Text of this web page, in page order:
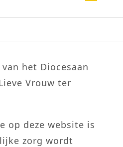
het Diocesaan
Vrouw ter
op deze website is
zorg wordt